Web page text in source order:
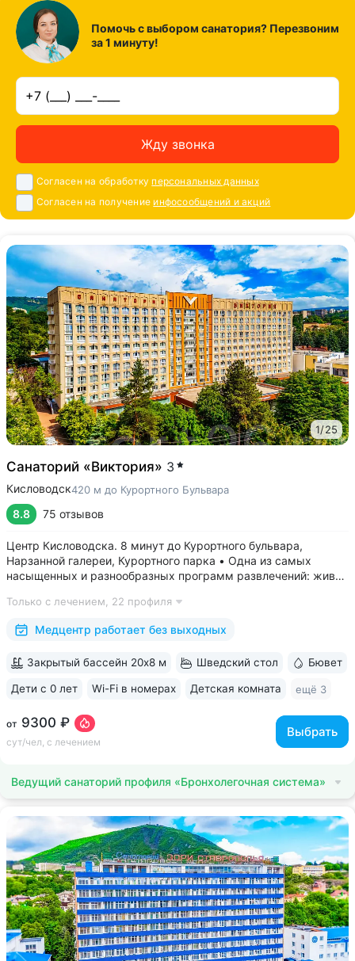
Помочь с выбором санатория? Перезвоним
за 1 минуту!
Жду звонка
Согласен на обработку персональных данных
Согласен на получение инфосообщений и акций
1/25
Санаторий «Виктория» 3
Кисловодск420 м до Курортного Бульвара
8.8 75 отзывов
Центр Кисловодска. 8 минут до Курортного бульвара,
Нарзанной галереи, Курортного парка • Одна из самых
насыщенных и разнообразных программ развлечений: живая
стендап, мастер-классы по рисованию «эбру» и танцам
(бачата, восточные танцы)....
Только с лечением, 22 профиля
Медцентр работает без выходных
от 9300 ₽
сут/чел, с лечением
Выбрать
Закрытый бассейн 20х8 м Шведский стол Бювет
Дети с 0 лет Wi-Fi в номерах Детская комната ещё 3
Ведущий санаторий профиля «Бронхолегочная система»